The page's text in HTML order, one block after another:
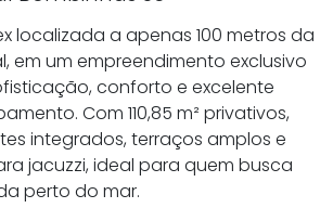
localizada a apenas 100 metros da
em um empreendimento exclusivo
conforto e excelente
Com 110,85 m² privativos,
integrados, terraços amplos e
jacuzzi, ideal para quem busca
perto do mar.